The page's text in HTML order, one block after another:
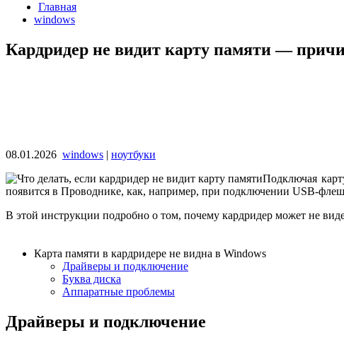
Главная
windows
Кардридер не видит карту памяти —
08.01.2026 windows | ноутбуки
Подключая
появится в Проводнике, как, например, при подключении USB-
В этой инструкции подробно о том, почему кардридер может не
Карта памяти в кардридере не видна в Windows
Драйверы и подключение
Буква диска
Аппаратные проблемы
Драйверы и подключение